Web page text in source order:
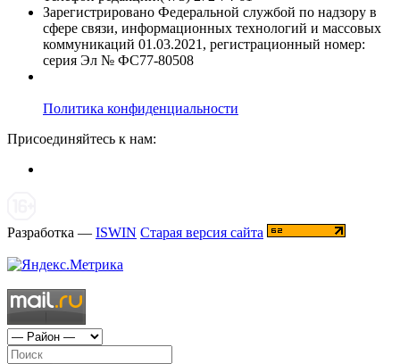
Зарегистрировано Федеральной службой по надзору в
сфере связи, информационных технологий и массовых
коммуникаций 01.03.2021, регистрационный номер:
серия Эл № ФС77-80508
Политика конфиденциальности
Присоединяйтесь к нам:
Разработка — ISWIN Старая версия сайта